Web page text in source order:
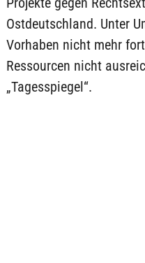
Ostdeutschland. Unter
Vorhaben nicht mehr
Ressourcen nicht
„Tagesspiegel“.